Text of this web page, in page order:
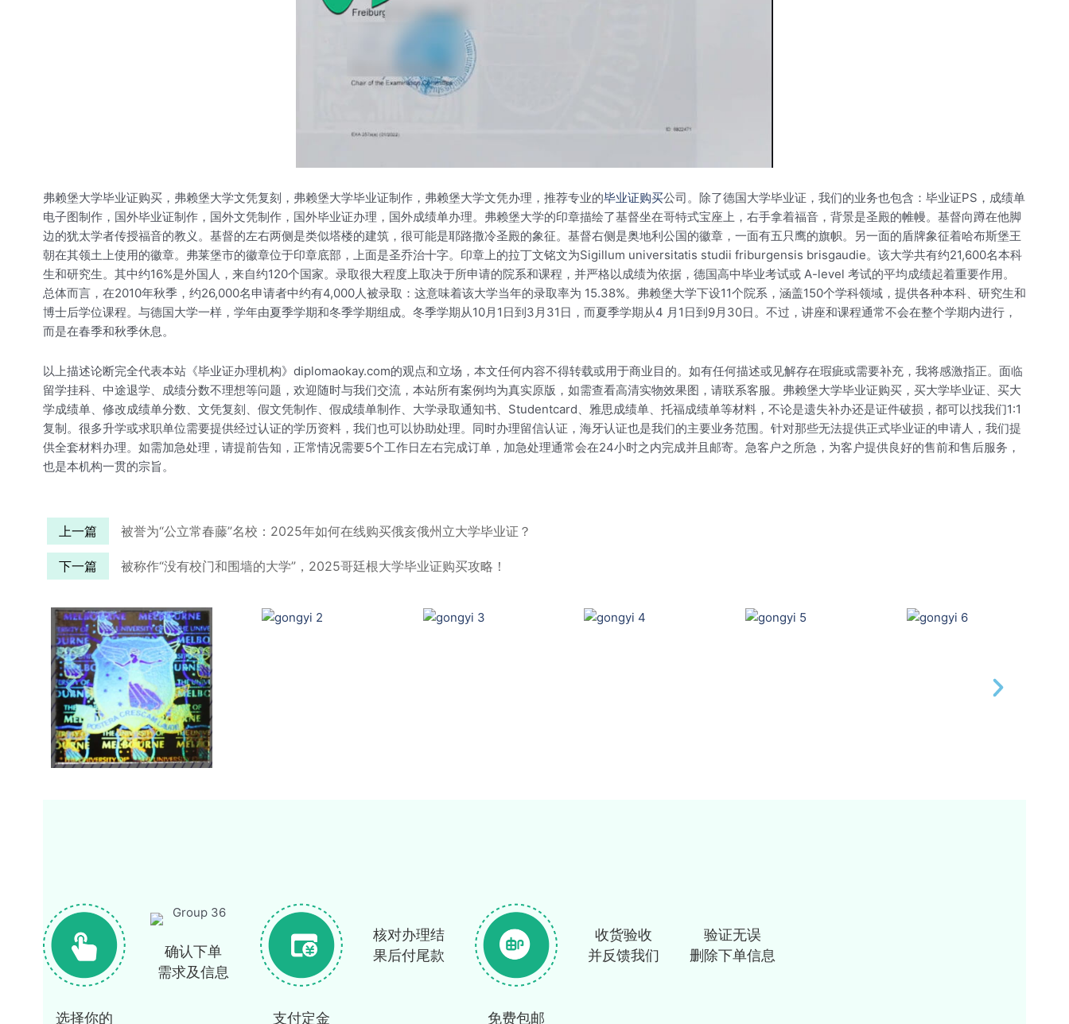
弗赖堡大学毕业证购买，弗赖堡大学文凭复刻，弗赖堡大学毕业证制作，弗赖堡大学文凭办理，推荐专业的毕业证购买公司。除了德国大学毕业证，我们的业务也包含：毕业证PS，成绩单
电子图制作，国外毕业证制作，国外文凭制作，国外毕业证办理，国外成绩单办理。弗赖堡大学的印章描绘了基督坐在哥特式宝座上，右手拿着福音，背景是圣殿的帷幔。基督向蹲在他脚
边的犹太学者传授福音的教义。基督的左右两侧是类似塔楼的建筑，很可能是耶路撒冷圣殿的象征。基督右侧是奥地利公国的徽章，一面有五只鹰的旗帜。另一面的盾牌象征着哈布斯堡王
朝在其领土上使用的徽章。弗莱堡市的徽章位于印章底部，上面是圣乔治十字。印章上的拉丁文铭文为Sigillum universitatis studii friburgensis brisgaudie。该大学共有约21,600名本科
生和研究生。其中约16%是外国人，来自约120个国家。录取很大程度上取决于所申请的院系和课程，并严格以成绩为依据，德国高中毕业考试或 A-level 考试的平均成绩起着重要作用。
总体而言，在2010年秋季，约26,000名申请者中约有4,000人被录取：这意味着该大学当年的录取率为 15.38%。弗赖堡大学下设11个院系，涵盖150个学科领域，提供各种本科、研究生和
博士后学位课程。与德国大学一样，学年由夏季学期和冬季学期组成。冬季学期从10月1日到3月31日，而夏季学期从4 月1日到9月30日。不过，讲座和课程通常不会在整个学期内进行，
而是在春季和秋季休息。
以上描述论断完全代表本站《毕业证办理机构》diplomaokay.com的观点和立场，本文任何内容不得转载或用于商业目的。如有任何描述或见解存在瑕疵或需要补充，我将感激指正。面临
留学挂科、中途退学、成绩分数不理想等问题，欢迎随时与我们交流，本站所有案例均为真实原版，如需查看高清实物效果图，请联系客服。弗赖堡大学毕业证购买，买大学毕业证、买大
学成绩单、修改成绩单分数、文凭复刻、假文凭制作、假成绩单制作、大学录取通知书、Studentcard、雅思成绩单、托福成绩单等材料，不论是遗失补办还是证件破损，都可以找我们1:1
复制。很多升学或求职单位需要提供经过认证的学历资料，我们也可以协助处理。同时办理留信认证，海牙认证也是我们的主要业务范围。针对那些无法提供正式毕业证的申请人，我们提
供全套材料办理。如需加急处理，请提前告知，正常情况需要5个工作日左右完成订单，加急处理通常会在24小时之内完成并且邮寄。急客户之所急，为客户提供良好的售前和售后服务，
也是本机构一贯的宗旨。
上一篇 被誉为“公立常春藤”名校：2025年如何在线购买俄亥俄州立大学毕业证？
下一篇 被称作“没有校门和围墙的大学”，2025哥廷根大学毕业证购买攻略！
选择你的
确认下单
需求及信息
支付定金
核对办理结
果后付尾款
免费包邮
收货验收
并反馈我们
验证无误
删除下单信息